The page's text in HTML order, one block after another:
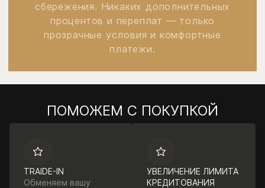
сбережения. Никаких дополнительных
процентов и переплат — только
прозрачные условия и комфортные
платежи.
ПОМОЖЕМ С ПОКУПКОЙ
TRAIDE-IN
Обменяем вашу
УВЕЛИЧЕНИЕ ЛИМИТА
КРЕДИТОВАНИЯ